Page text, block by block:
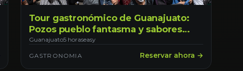
Tour gastronómico de Guanajuato:
Pozos pueblo fantasma y sabores
locales
Guanajuato5 horaseasy
GASTRONOMIA Reservar ahora →